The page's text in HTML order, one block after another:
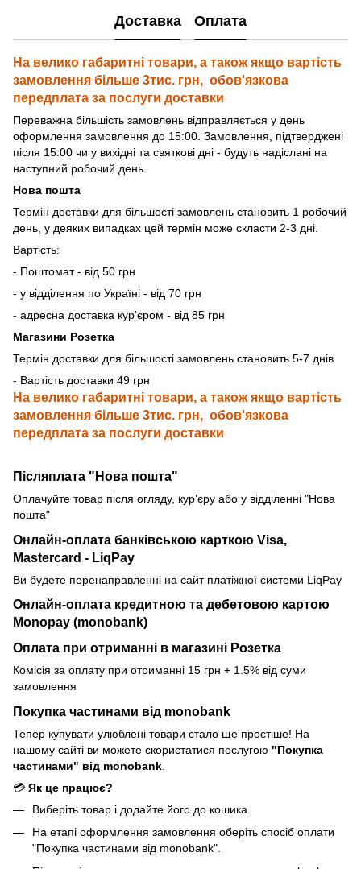
Доставка Оплата
На велико габаритні товари, а також якщо вартість
замовлення більше 3тис. грн, обов'язкова
передплата за послуги доставки
Переважна більшість замовлень відправляється у день
оформлення замовлення до 15:00. Замовлення, підтверджені
після 15:00 чи у вихідні та святкові дні - будуть надіслані на
наступний робочий день.
Нова пошта
Термін доставки для більшості замовлень становить 1 робочий
день, у деяких випадках цей термін може скласти 2-3 дні.
Вартість:
- Поштомат - від 50 грн
- у відділення по Україні - від 70 грн
- адресна доставка кур'єром - від 85 грн
Магазини Розетка
Термін доставки для більшості замовлень становить 5-7 днів
- Вартість доставки 49 грн
На велико габаритні товари, а також якщо вартість
замовлення більше 3тис. грн, обов'язкова
передплата за послуги доставки
Післяплата "Нова пошта"
Оплачуйте товар після огляду, курʼєру або у відділенні "Нова
пошта"
Онлайн-оплата банківською карткою Visa,
Mastercard - LiqPay
Ви будете перенаправленні на сайт платіжної системи LiqPay
Онлайн-оплата кредитною та дебетовою картою
Monopay (monobank)
Оплата при отриманні в магазині Розетка
Комісія за оплату при отриманні 15 грн + 1.5% від суми
замовлення
Покупка частинами від monobank
Тепер купувати улюблені товари стало ще простіше! На
нашому сайті ви можете скористатися послугою "Покупка
частинами" від monobank
💳 Як це працює?
Виберіть товар і додайте його до кошика.
На етапі оформлення замовлення оберіть спосіб оплати
"Покупка частинами від monobank".